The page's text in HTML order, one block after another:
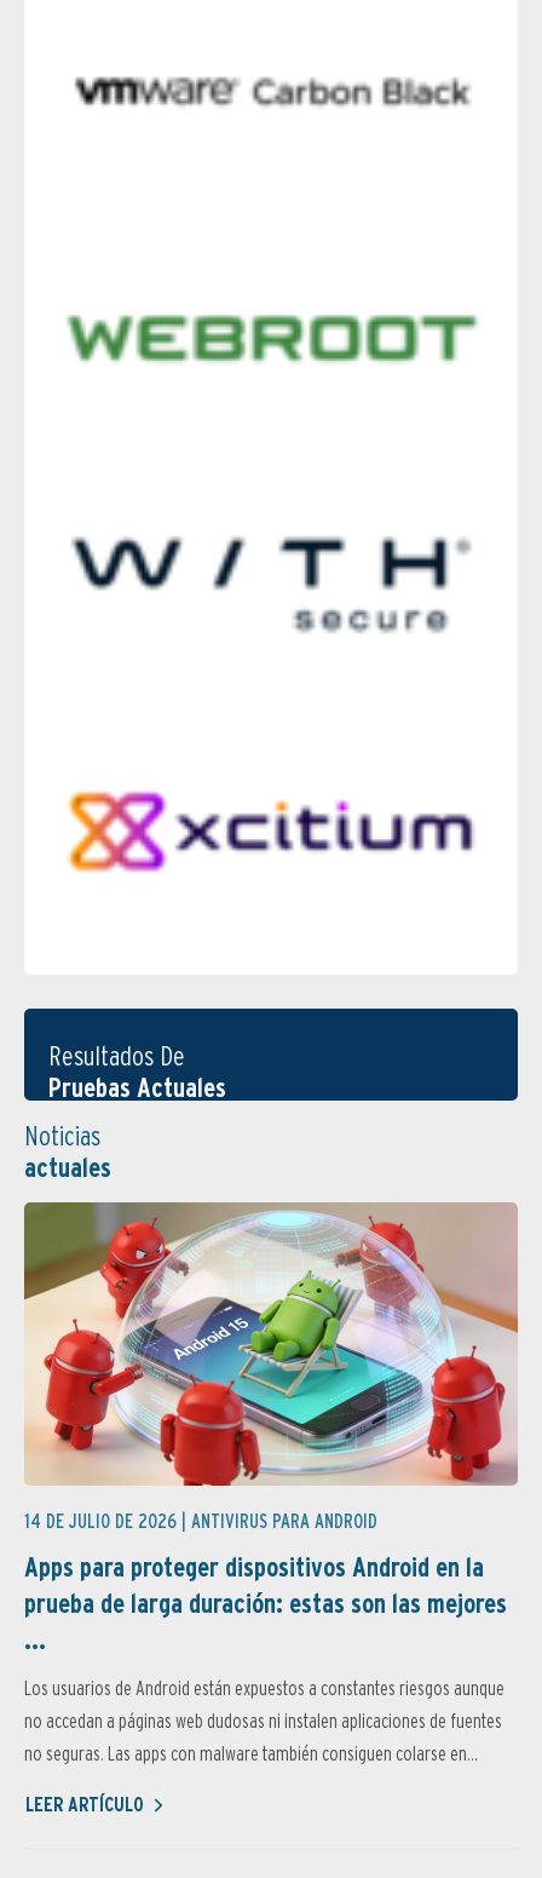
Resultados De
Pruebas Actuales
Noticias
actuales
14 DE JULIO DE 2026 | ANTIVIRUS PARA ANDROID
Apps para proteger dispositivos Android en la
prueba de larga duración: estas son las mejores
...
Los usuarios de Android están expuestos a constantes riesgos aunque
no accedan a páginas web dudosas ni instalen aplicaciones de fuentes
no seguras. Las apps con malware también consiguen colarse en...
LEER ARTÍCULO